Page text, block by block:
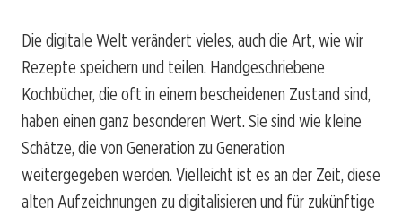
Die digitale Welt verändert vieles, auch die Art, wie wir
Rezepte speichern und teilen. Handgeschriebene
Kochbücher, die oft in einem bescheidenen Zustand sind,
haben einen ganz besonderen Wert. Sie sind wie kleine
Schätze, die von Generation zu Generation
weitergegeben werden. Vielleicht ist es an der Zeit, diese
alten Aufzeichnungen zu digitalisieren und für zukünftige